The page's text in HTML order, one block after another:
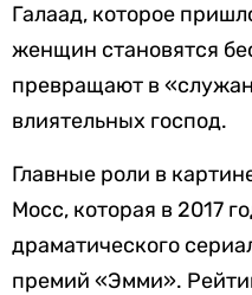
Галаад, которое
женщин становятся
превращают в
влиятельных господ.
Главные роли в
Мосс, которая в 2017
драматического
премий «Эмми».